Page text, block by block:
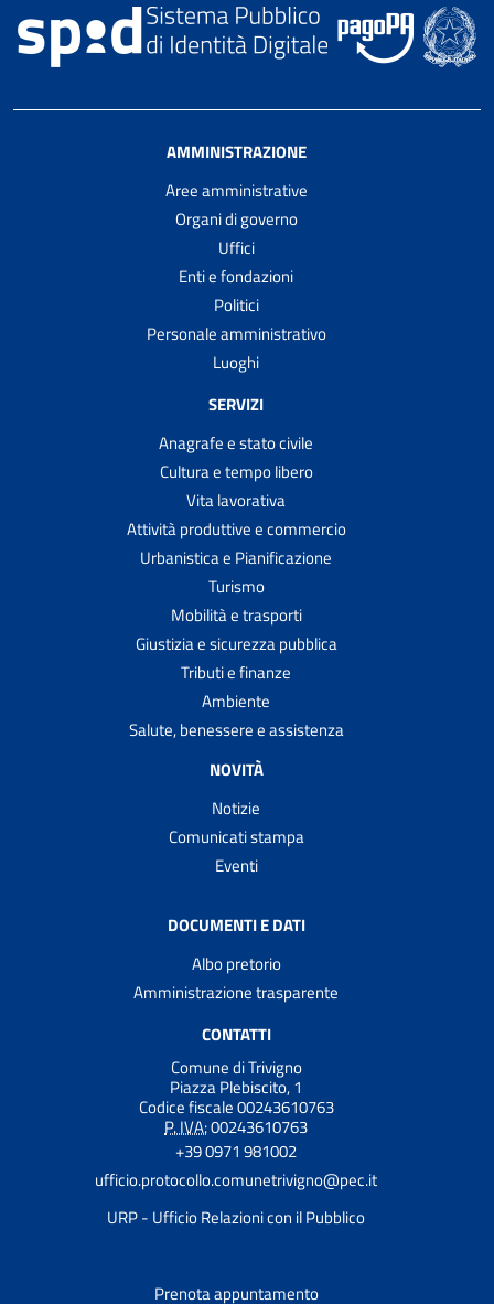
AMMINISTRAZIONE
Aree amministrative
Organi di governo
Uffici
Enti e fondazioni
Politici
Personale amministrativo
Luoghi
SERVIZI
Anagrafe e stato civile
Cultura e tempo libero
Vita lavorativa
Attività produttive e commercio
Urbanistica e Pianificazione
Turismo
Mobilità e trasporti
Giustizia e sicurezza pubblica
Tributi e finanze
Ambiente
Salute, benessere e assistenza
NOVITÀ
Notizie
Comunicati stampa
Eventi
DOCUMENTI E DATI
Albo pretorio
Amministrazione trasparente
CONTATTI
Comune di Trivigno
Piazza Plebiscito, 1
Codice fiscale 00243610763
P. IVA:00243610763
+39 0971 981002
ufficio.protocollo.comunetrivigno@pec.it
URP - Ufficio Relazioni con il Pubblico
Prenota appuntamento